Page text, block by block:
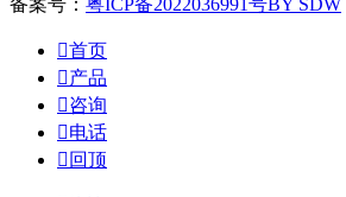
备案号： 粤ICP备2022036991号BY SDW
首页
产品
咨询
电话
 回顶